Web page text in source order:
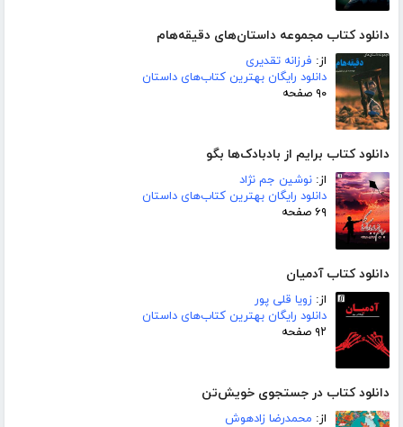
دانلود کتاب مجموعه داستان‌های دقیقه‌هام
از: فرزانه تقدیری
دانلود رایگان بهترین کتاب‌های داستان
۹۰ صفحه
دانلود کتاب برایم از بادبادک‌ها بگو
از: نوشین جم نژاد
دانلود رایگان بهترین کتاب‌های داستان
۶۹ صفحه
دانلود کتاب آدمیان
از: زویا قلی پور
دانلود رایگان بهترین کتاب‌های داستان
۹۲ صفحه
دانلود کتاب در جستجوی خویش‌تن
از: محمدرضا زادهوش